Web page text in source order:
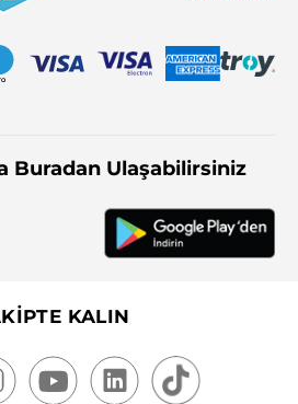
Buradan Ulaşabilirsiniz
KALIN